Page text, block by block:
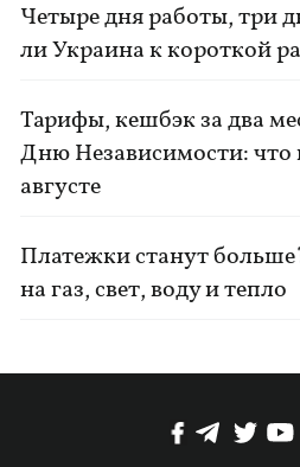
Четыре дня работы, три
ли Украина к короткой
Тарифы, кешбэк за два
Дню Независимости: что
августе
Платежки станут
на газ, свет, воду и тепло